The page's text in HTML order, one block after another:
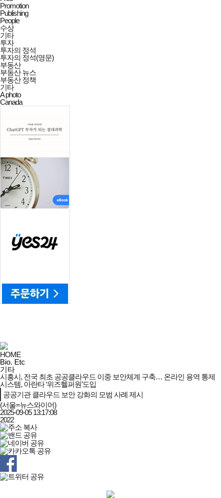
Promotion
Publishing
People
수상
기타
투자
투자의 정석
투자의 정석(영문)
부동산
부동산 뉴스
부동산 정책
기타
A photo
Canada
HOME
Bio. Etc
기타
시흥시, 전국 최초 공공클라우드 이중 보안체계 구축… 온라인 용역 통제
시스템, 아란타 ‘위즈헬퍼원’도입
공공기관 클라우드 보안 강화의 모범 사례 제시
(서울=뉴스와이어)
2025-09-05 13:17:08
2022